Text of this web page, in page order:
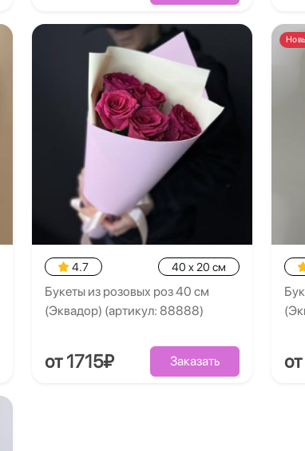
4.7 40 x 20 см
Букеты из розовых роз 40 см
(Эквадор) (артикул: 88888)
от 1715₽ Заказать